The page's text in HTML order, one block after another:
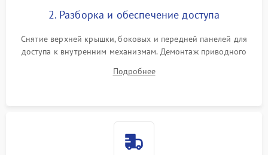
2. Разборка и обеспечение доступа
Снятие верхней крышки, боковых и передней панелей для
доступа к внутренним механизмам. Демонтаж приводного
Обеспечение свободного доступа к ТЭНу, компрессору,
Подробнее